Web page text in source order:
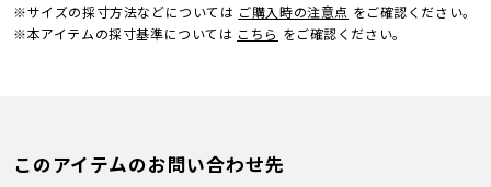
※サイズの採寸方法などについては ご購入時の注意点 をご確認ください。
※本アイテムの採寸基準については こちら をご確認ください。
このアイテムのお問い合わせ先